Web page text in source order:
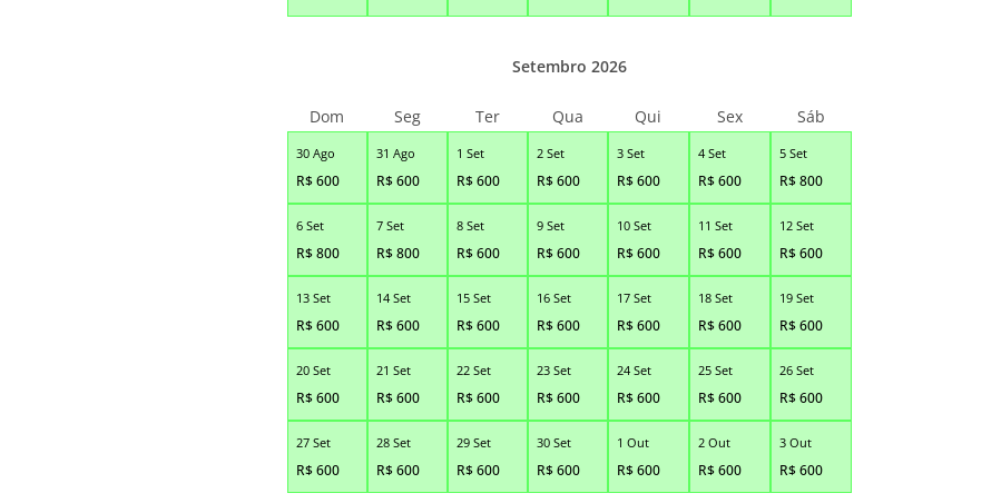
30 Ago
R$600
31 Ago
R$600
1 Set
R$600
2 Set
R$600
3 Set
R$600
4 Set
R$600
5 Set
R$800
6 Set
R$800
7 Set
R$800
8 Set
R$600
9 Set
R$600
10 Set
R$600
11 Set
R$600
12 Set
R$600
13 Set
R$600
14 Set
R$600
15 Set
R$600
16 Set
R$600
17 Set
R$600
18 Set
R$600
19 Set
R$600
20 Set
R$600
21 Set
R$600
22 Set
R$600
23 Set
R$600
24 Set
R$600
25 Set
R$600
26 Set
R$600
27 Set
R$600
28 Set
R$600
29 Set
R$600
30 Set
R$600
1 Out
R$600
2 Out
R$600
3 Out
R$600
Setembro 2026
Dom Seg Ter Qua Qui Sex Sáb